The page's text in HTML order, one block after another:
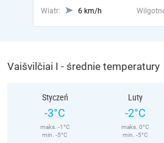
Wiatr:
6 km/h
Vaišvilčiai I - średnie temperatury
Styczeń
-3°C
maks. -1°C
min. -5°C
Luty
-2°C
maks. 0°C
min. -5°C